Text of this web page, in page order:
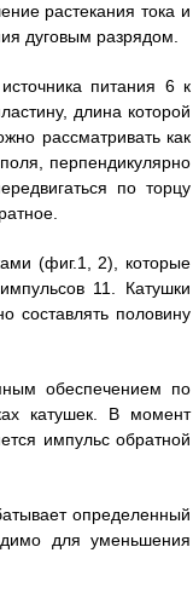
растекания тока и
дуговым разрядом.
питания 6 к
длина которой
рассматривать как
перпендикулярно
по торцу
(фиг.1, 2), которые
11. Катушки
составлять половину
обеспечением по
катушек. В момент
импульс обратной
определенный
для уменьшения